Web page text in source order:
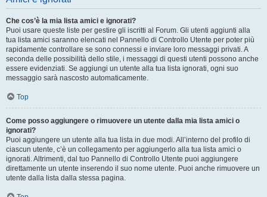
Che cos’è la mia lista amici e ignorati?
Puoi usare queste liste per gestire gli iscritti al Forum. Gli utenti aggiunti alla
tua lista amici saranno elencati nel Pannello di Controllo Utente per poter più
rapidamente controllare se sono connessi e inviare loro messaggi privati. A
seconda delle possibilità dello stile, i messaggi di questi utenti possono anche
essere evidenziati. Se aggiungi un utente alla tua lista ignorati, ogni suo
messaggio sarà nascosto automaticamente.
Top
Come posso aggiungere o rimuovere un utente dalla mia lista amici o
ignorati?
Puoi aggiungere un utente alla tua lista in due modi. All’interno del profilo di
ciascun utente, c’è un collegamento per aggiungerlo alla tua lista amici o
ignorati. Altrimenti, dal tuo Pannello di Controllo Utente puoi aggiungere
direttamente un utente inserendo il suo nome utente. Puoi anche rimuovere un
utente dalla lista dalla stessa pagina.